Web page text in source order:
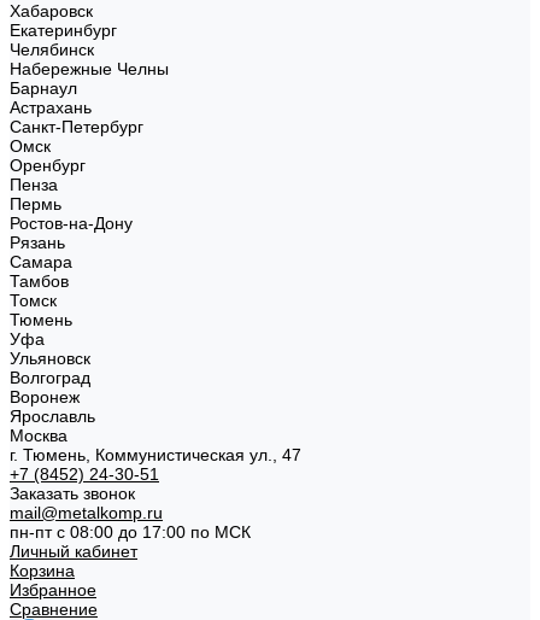
Хабаровск
Екатеринбург
Челябинск
Набережные Челны
Барнаул
Астрахань
Санкт-Петербург
Омск
Оренбург
Пенза
Пермь
Ростов-на-Дону
Рязань
Самара
Тамбов
Томск
Тюмень
Уфа
Ульяновск
Волгоград
Воронеж
Ярославль
Москва
г. Тюмень, Коммунистическая ул., 47
+7 (8452) 24-30-51
Заказать звонок
mail@metalkomp.ru
пн-пт с 08:00 до 17:00 по МСК
Личный кабинет
Корзина
Избранное
Сравнение